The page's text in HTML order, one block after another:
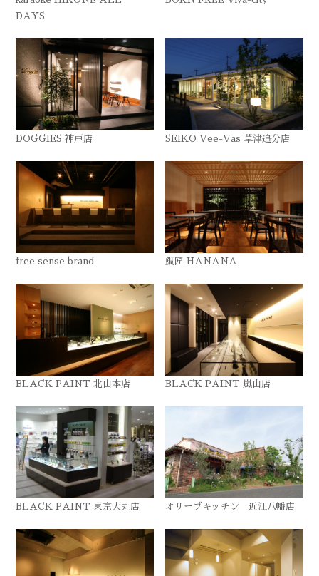
DAYS
DOGGIES 神戸店 SEIKO Vee-Vas 草津追分店
free sense brand 鯛匠 HANANA
BLACK PAINT 北山本店 BLACK PAINT 嵐山店
BLACK PAINT 東京大丸店 オリーブキッチン 近江八幡店